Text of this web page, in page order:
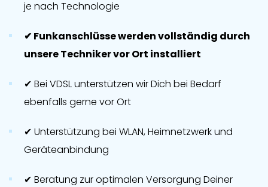
je nach Technologie
✔ Funkanschlüsse werden vollständig durch
unsere Techniker vor Ort installiert
✔ Bei VDSL unterstützen wir Dich bei Bedarf
ebenfalls gerne vor Ort
✔ Unterstützung bei WLAN, Heimnetzwerk und
Geräteanbindung
✔ Beratung zur optimalen Versorgung Deiner